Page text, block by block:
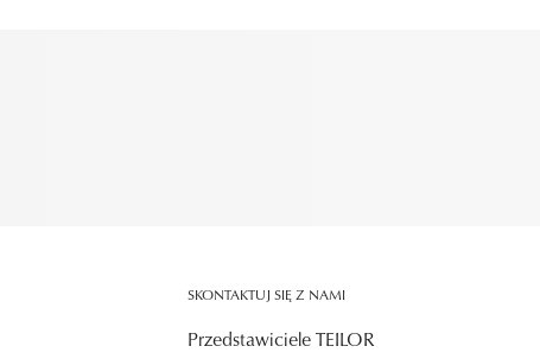
SKONTAKTUJ SIĘ Z NAMI
Przedstawiciele TEILOR